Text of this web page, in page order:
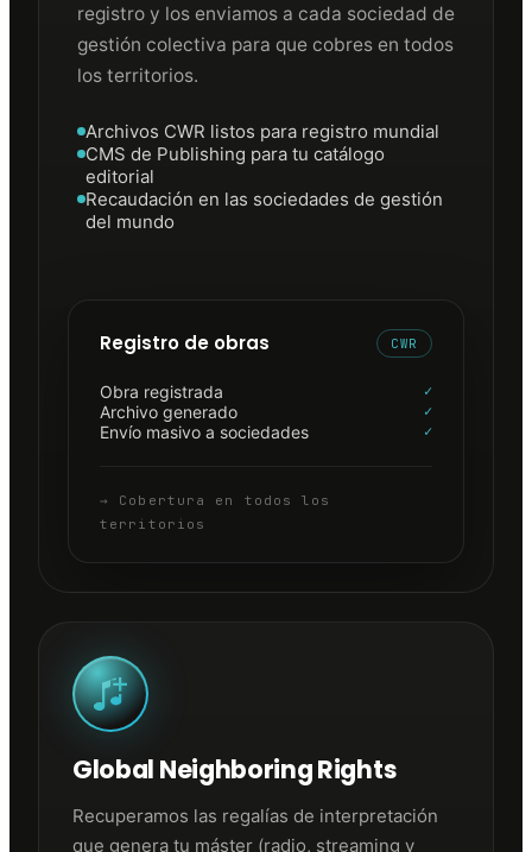
registro y los enviamos a cada sociedad de
gestión colectiva para que cobres en todos
los territorios.
Archivos CWR listos para registro mundial
CMS de Publishing para tu catálogo
editorial
Recaudación en las sociedades de gestión
del mundo
Registro de obras CWR
Obra registrada ✓
Archivo generado ✓
Envío masivo a sociedades ✓
→ Cobertura en todos los
territorios
Global Neighboring Rights
Recuperamos las regalías de interpretación
que genera tu máster (radio, streaming y